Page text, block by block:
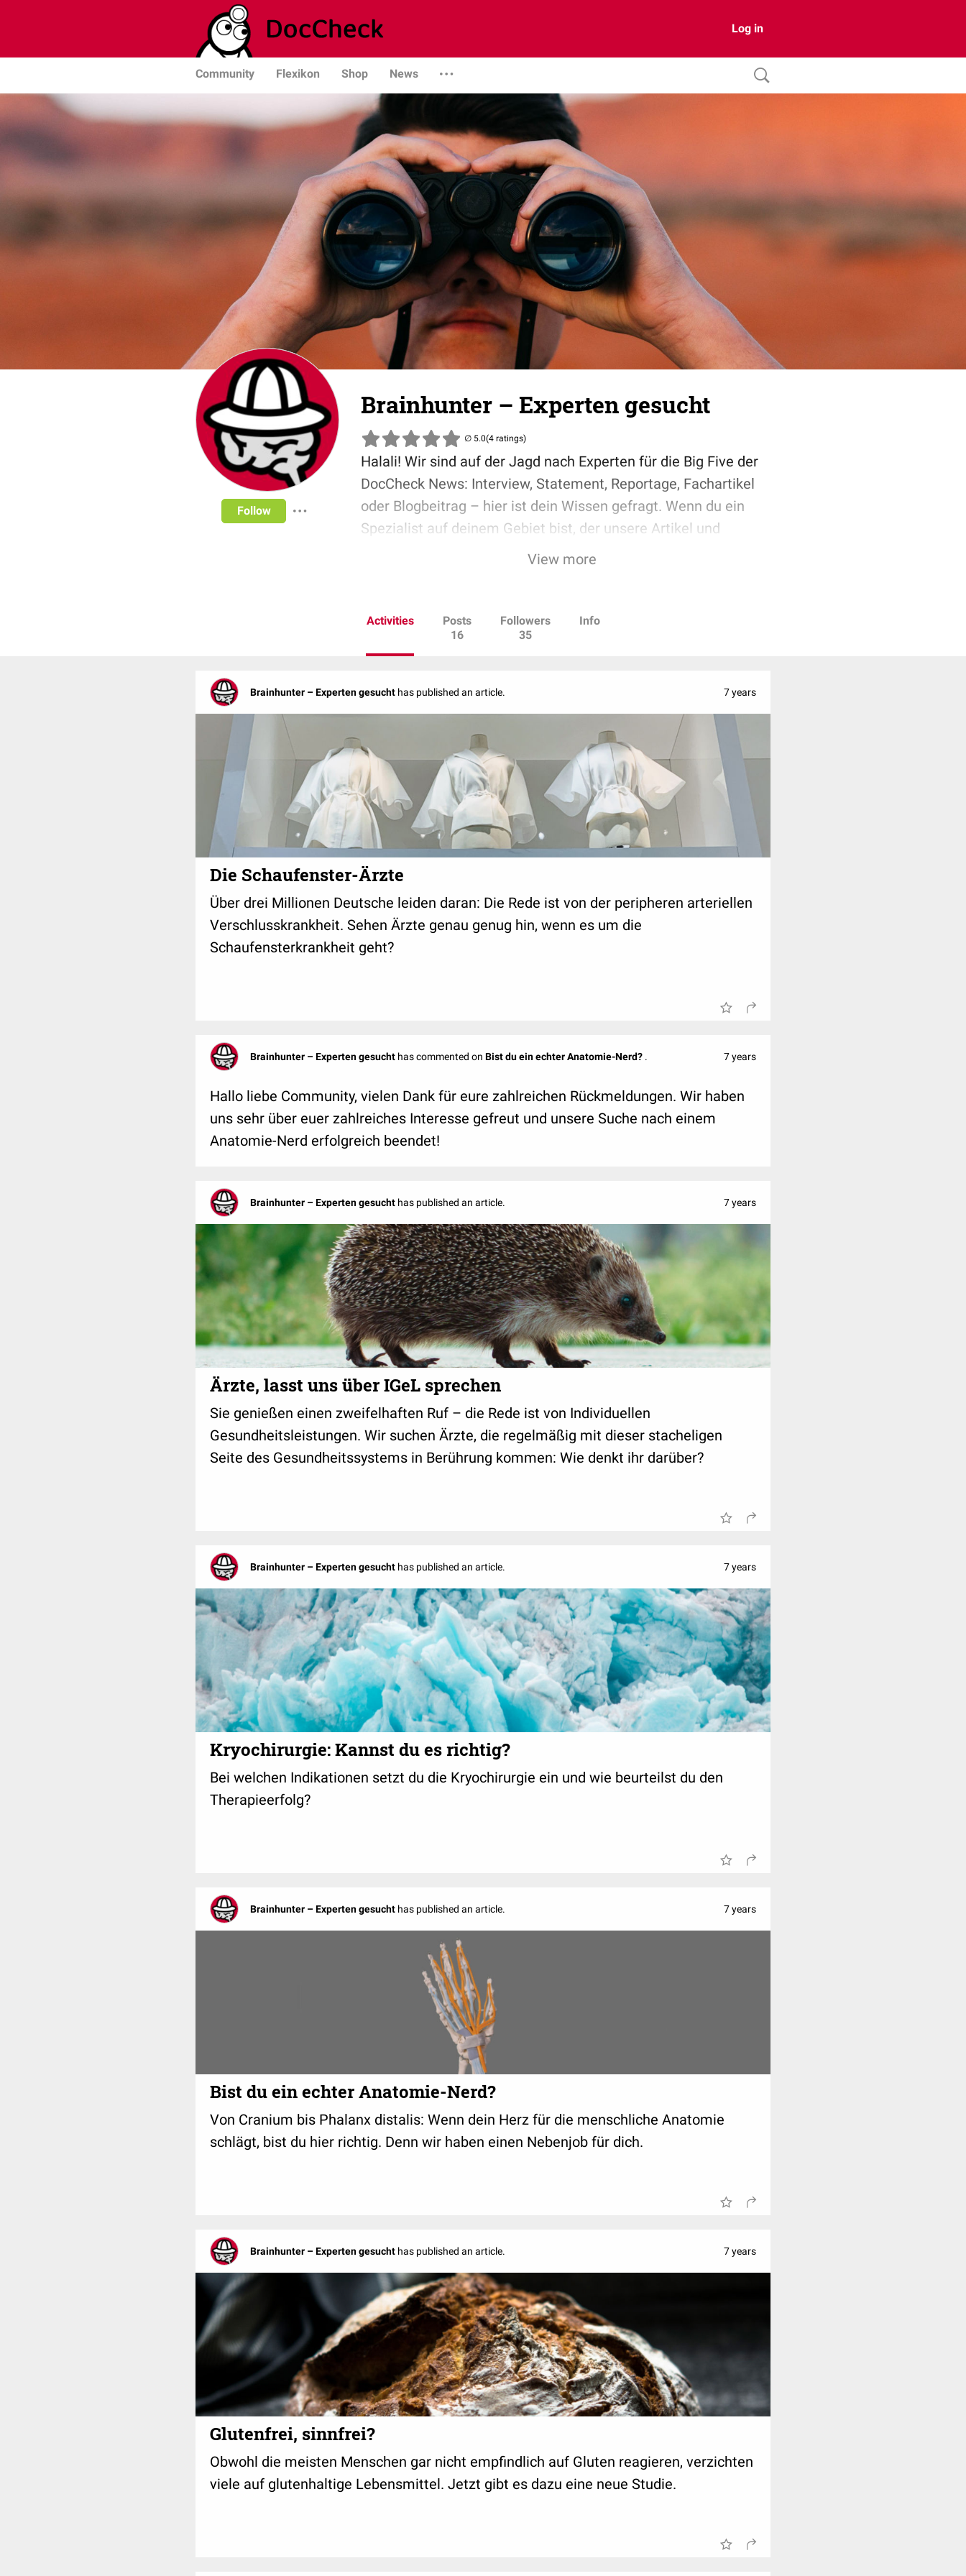
Log in
Community Flexikon Shop News
Follow
Brainhunter – Experten gesucht
(4 ratings)
Halali! Wir sind auf der Jagd nach Experten für die Big Five der
DocCheck News: Interview, Statement, Reportage, Fachartikel
oder Blogbeitrag – hier ist dein Wissen gefragt. Wenn du ein
Spezialist auf deinem Gebiet bist, der unsere Artikel und
Videos mit seinem Wissen zu einem echten Erlebnis macht,
View more
Activities
Posts
16
Followers
35
Info
Brainhunter – Experten gesucht has published an article. 7 years
Die Schaufenster-Ärzte
Über drei Millionen Deutsche leiden daran: Die Rede ist von der peripheren arteriellen
Verschlusskrankheit. Sehen Ärzte genau genug hin, wenn es um die
Schaufensterkrankheit geht?
Brainhunter – Experten gesucht has commented on Bist du ein echter Anatomie-Nerd? . 7 years
Hallo liebe Community, vielen Dank für eure zahlreichen Rückmeldungen. Wir haben
uns sehr über euer zahlreiches Interesse gefreut und unsere Suche nach einem
Anatomie-Nerd erfolgreich beendet!
Brainhunter – Experten gesucht has published an article. 7 years
Ärzte, lasst uns über IGeL sprechen
Sie genießen einen zweifelhaften Ruf – die Rede ist von Individuellen
Gesundheitsleistungen. Wir suchen Ärzte, die regelmäßig mit dieser stacheligen
Seite des Gesundheitssystems in Berührung kommen: Wie denkt ihr darüber?
Brainhunter – Experten gesucht has published an article. 7 years
Kryochirurgie: Kannst du es richtig?
Bei welchen Indikationen setzt du die Kryochirurgie ein und wie beurteilst du den
Therapieerfolg?
Brainhunter – Experten gesucht has published an article. 7 years
Bist du ein echter Anatomie-Nerd?
Von Cranium bis Phalanx distalis: Wenn dein Herz für die menschliche Anatomie
schlägt, bist du hier richtig. Denn wir haben einen Nebenjob für dich.
Brainhunter – Experten gesucht has published an article. 7 years
Glutenfrei, sinnfrei?
Obwohl die meisten Menschen gar nicht empfindlich auf Gluten reagieren, verzichten
viele auf glutenhaltige Lebensmittel. Jetzt gibt es dazu eine neue Studie.